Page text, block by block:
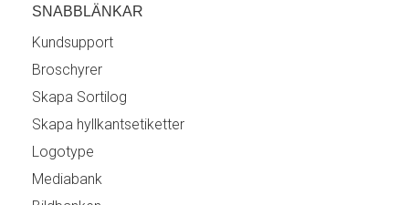
SNABBLÄNKAR
Kundsupport
Broschyrer
Skapa Sortilog
Skapa hyllkantsetiketter
Logotype
Mediabank